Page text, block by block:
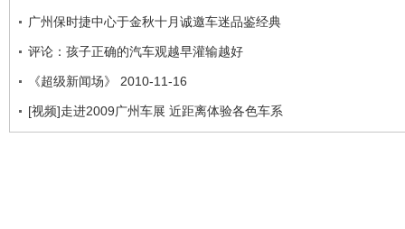
广州保时捷中心于金秋十月诚邀车迷品鉴经典
评论：孩子正确的汽车观越早灌输越好
《超级新闻场》 2010-11-16
[视频]走进2009广州车展 近距离体验各色车系